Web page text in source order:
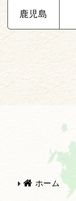
鹿児島
2021年
ホーム